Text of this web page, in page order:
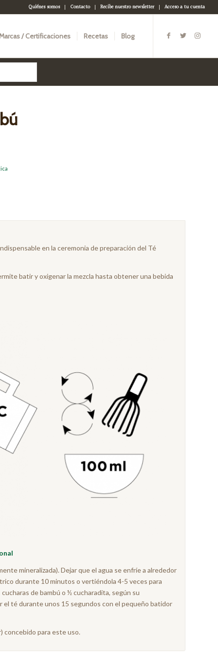
Quiénes somos Contacto Recibe nuestro newsletter Acceso a tu cuenta
/ Certificaciones Recetas Blog
en la ceremonia de preparación del Té
batir y oxigenar la mezcla hasta obtener una bebida
mineralizada). Dejar que el agua se enfríe a alrededor
durante 10 minutos o vertiéndola 4-5 veces para
de bambú o ½ cucharadita, según su
el té durante unos 15 segundos con el pequeño batidor
concebido para este uso.